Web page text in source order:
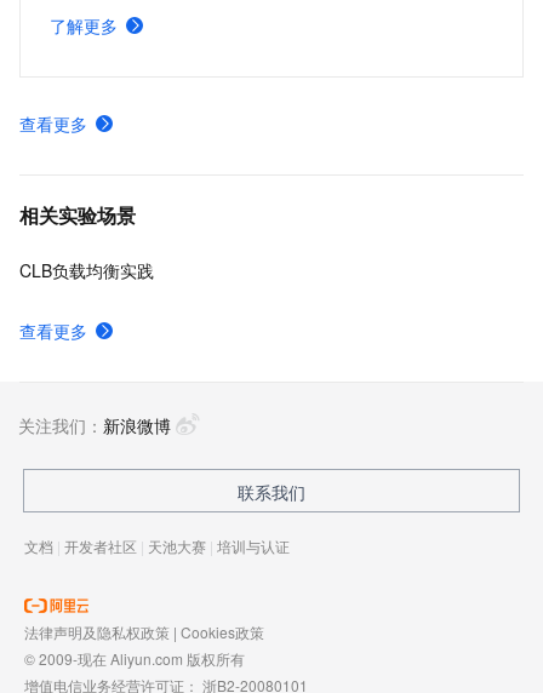
点故障，确保系统在局部受损时仍能持续提供服务。本方案
从企业上云最基础的需求出发，介绍如何在云端逐层构建稳
了解更多
查看更多
相关实验场景
CLB负载均衡实践
查看更多
关注我们： 新浪微博
联系我们
文档 | 开发者社区 | 天池大赛 | 培训与认证
法律声明及隐私权政策 | Cookies政策
© 2009-现在 Aliyun.com 版权所有
增值电信业务经营许可证： 浙B2-20080101